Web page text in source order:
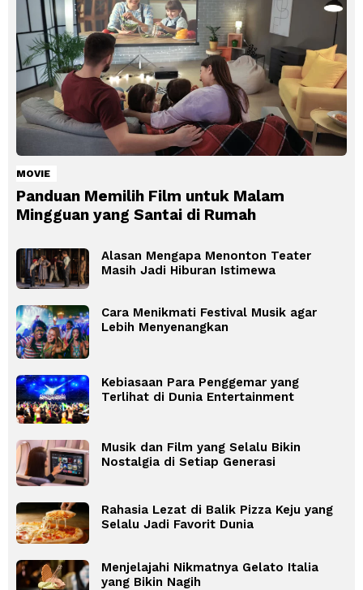
MOVIE
Panduan Memilih Film untuk Malam
Mingguan yang Santai di Rumah
Alasan Mengapa Menonton Teater
Masih Jadi Hiburan Istimewa
Cara Menikmati Festival Musik agar
Lebih Menyenangkan
Kebiasaan Para Penggemar yang
Terlihat di Dunia Entertainment
Musik dan Film yang Selalu Bikin
Nostalgia di Setiap Generasi
Rahasia Lezat di Balik Pizza Keju yang
Selalu Jadi Favorit Dunia
Menjelajahi Nikmatnya Gelato Italia
yang Bikin Nagih